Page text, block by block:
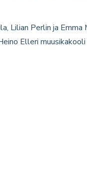
Lilian Perlin ja Emma
Elleri